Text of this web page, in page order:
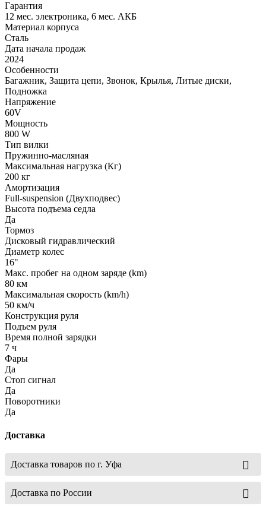
Гарантия
12 мес. электроника, 6 мес. АКБ
Материал корпуса
Сталь
Дата начала продаж
2024
Особенности
Багажник, Защита цепи, Звонок, Крылья, Литые диски,
Подножка
Напряжение
60V
Мощность
800 W
Тип вилки
Пружинно-масляная
Максимальная нагрузка (Кг)
200 кг
Амортизация
Full-suspension (Двухподвес)
Высота подъема седла
Да
Тормоз
Дисковый гидравлический
Диаметр колес
16"
Макс. пробег на одном заряде (km)
80 км
Максимальная скорость (km/h)
50 км/ч
Конструкция руля
Подъем руля
Время полной зарядки
7 ч
Фары
Да
Стоп сигнал
Да
Поворотники
Да
Доставка
Доставка товаров по г. Уфа
Доставка по России